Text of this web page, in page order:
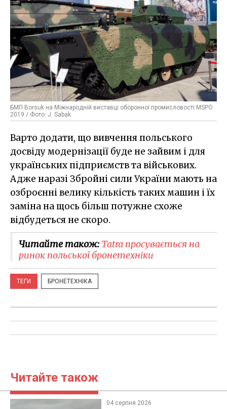
БМП Borsuk на Міжнародній виставці оборонної промисловості MSPO
2019 / Фото: J. Sabak
Варто додати, що вивчення польського
досвіду модернізації буде не зайвим і для
українських підприємств та військових.
Адже наразі Збройні сили України мають на
озброєнні велику кількість таких машин і їх
заміна на щось більш потужне схоже
відбудеться не скоро.
Читайте також:Tatra просувається на
ринок польської бронетехніки
ТЕГИ БРОНЕТЕХНІКА
Читайте також
04 серпня 2026